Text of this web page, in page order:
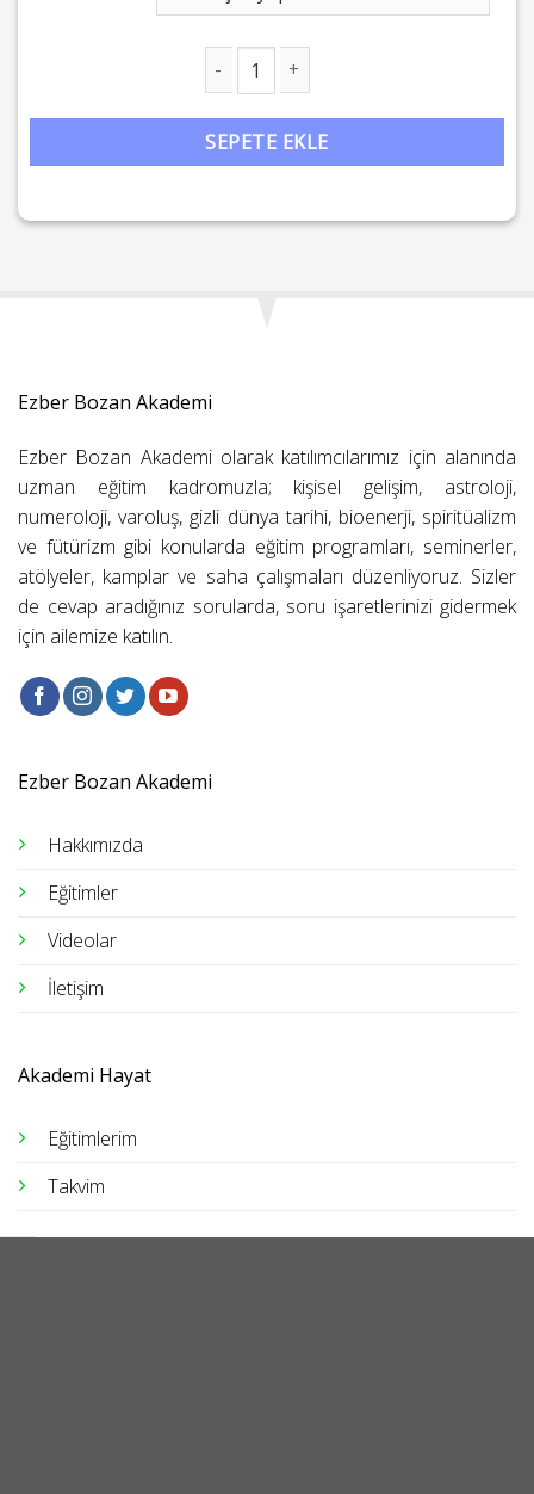
SEPETE EKLE
Ezber Bozan Akademi
Ezber Bozan Akademi olarak katılımcılarımız için alanında
uzman eğitim kadromuzla; kişisel gelişim, astroloji,
numeroloji, varoluş, gizli dünya tarihi, bioenerji, spiritüalizm
ve fütürizm gibi konularda eğitim programları, seminerler,
atölyeler, kamplar ve saha çalışmaları düzenliyoruz. Sizler
de cevap aradığınız sorularda, soru işaretlerinizi gidermek
için ailemize katılın.
Ezber Bozan Akademi
Hakkımızda
Eğitimler
Videolar
İletişim
Akademi Hayat
Eğitimlerim
Takvim